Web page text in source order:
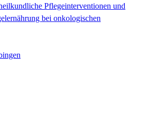
Pflegeinterventionen und
bei onkologischen